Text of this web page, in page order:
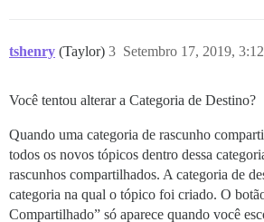
tshenry (Taylor) Setembro 17, 2019,
3
Você tentou alterar a Categoria de Destino?
Quando uma categoria de rascunho
todos os novos tópicos dentro dessa
rascunhos compartilhados. A categoria de
categoria na qual o tópico foi criado. O
Compartilhado” só aparece quando você